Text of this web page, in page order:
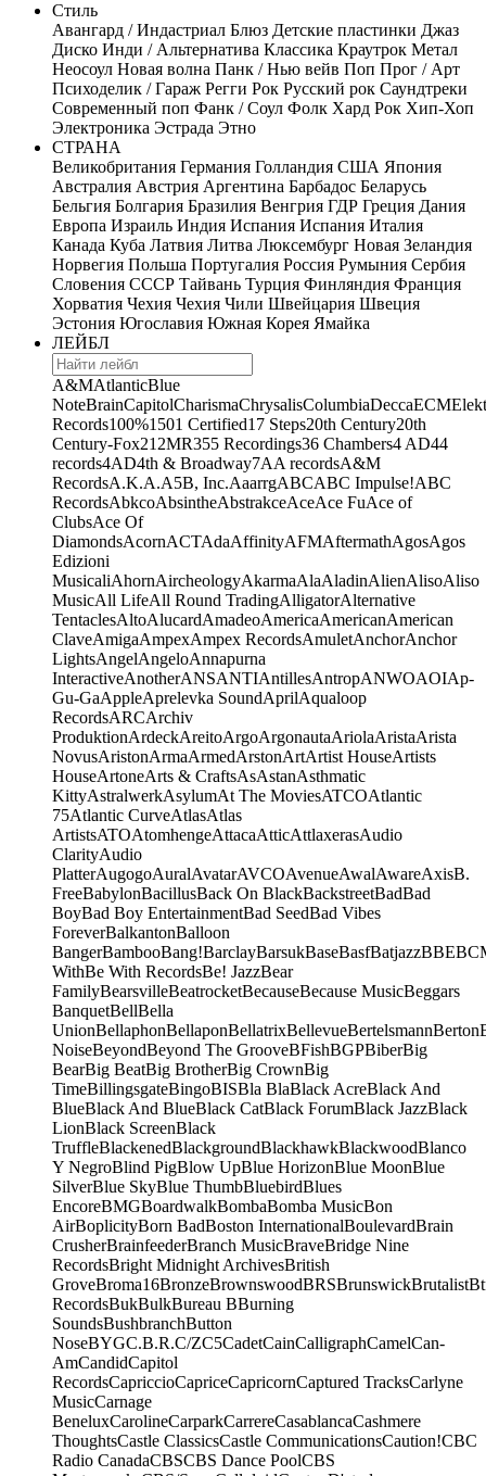
Стиль
Авангард / Индастриал Блюз Детские пластинки Джаз
Диско Инди / Альтернатива Классика Краутрок Метал
Неосоул Новая волна Панк / Нью вейв Поп Прог / Арт
Психоделик / Гараж Регги Рок Русский рок Саундтреки
Современный поп Фанк / Соул Фолк Хард Рок Хип-Хоп
Электроника Эстрада Этно
СТРАНА
Великобритания Германия Голландия США Япония
Австралия Австрия Аргентина Барбадос Беларусь
Бельгия Болгария Бразилия Венгрия ГДР Греция Дания
Европа Израиль Индия Испания Испания Италия
Канада Куба Латвия Литва Люксембург Новая Зеландия
Норвегия Польша Португалия Россия Румыния Сербия
Словения СССР Тайвань Турция Финляндия Франция
Хорватия Чехия Чехия Чили Швейцария Швеция
Эстония Югославия Южная Корея Ямайка
ЛЕЙБЛ
A&MAtlanticBlue
NoteBrainCapitolCharismaChrysalisColumbiaDeccaECM
Records100%1501 Certified17 Steps20th Century20th
Century-Fox21 2MR355 Recordings36 Chambers4 AD44
records4AD4th & Broadway7AA recordsA&M
RecordsA.K.A.A5B, Inc.AaarrgABCABC Impulse!ABC
RecordsAbkcoAbsintheAbstrakceAceAce FuAce of
ClubsAce Of
DiamondsAcornACTAdaAffinityAFMAftermathAgosAgos
Edizioni
MusicaliAhornAircheologyAkarmaAlaAladinAlienAlisoAliso
MusicAll LifeAll Round TradingAlligatorAlternative
TentaclesAltoAlucardAmadeoAmericaAmericanAmerican
ClaveAmigaAmpexAmpex RecordsAmuletAnchorAnchor
LightsAngelAngeloAnnapurna
InteractiveAnotherANSANTIAntillesAntropANWOAOIAp-
Gu-GaAppleAprelevka SoundAprilAqualoop
RecordsARCArchiv
ProduktionArdeckAreitoArgoArgonautaAriolaAristaArista
NovusAristonArmaArmedArstonArtArtist HouseArtists
HouseArtoneArts & CraftsAsAstanAsthmatic
KittyAstralwerkAsylumAt The MoviesATCOAtlantic
75Atlantic CurveAtlasAtlas
ArtistsATOAtomhengeAttacaAtticAttlaxerasAudio
ClarityAudio
PlatterAugogoAuralAvatarAVCOAvenueAwalAwareAxisB.
FreeBabylonBacillusBack On BlackBackstreetBadBad
BoyBad Boy EntertainmentBad SeedBad Vibes
ForeverBalkantonBalloon
BangerBambooBang!BarclayBarsukBaseBasfBatjazzBBE
WithBe With RecordsBe! JazzBear
FamilyBearsvilleBeatrocketBecauseBecause MusicBeggars
BanquetBellBella
UnionBellaphonBellaponBellatrixBellevueBertelsmannBerton
NoiseBeyondBeyond The GrooveBFishBGPBiberBig
BearBig BeatBig BrotherBig CrownBig
TimeBillingsgateBingoBISBla BlaBlack AcreBlack And
BlueBlack And BlueBlack CatBlack ForumBlack JazzBlack
LionBlack ScreenBlack
TruffleBlackenedBlackgroundBlackhawkBlackwoodBlanco
Y NegroBlind PigBlow UpBlue HorizonBlue MoonBlue
SilverBlue SkyBlue ThumbBluebirdBlues
EncoreBMGBoardwalkBombaBomba MusicBon
AirBoplicityBorn BadBoston InternationalBoulevardBrain
CrusherBrainfeederBranch MusicBraveBridge Nine
RecordsBright Midnight ArchivesBritish
GroveBroma16BronzeBrownswoodBRSBrunswickBrutalist
RecordsBukBulkBureau BBurning
SoundsBushbranchButton
NoseBYGC.B.R.C/ZC5CadetCainCalligraphCamelCan-
AmCandidCapitol
RecordsCapriccioCapriceCapricornCaptured TracksCarlyne
MusicCarnage
BeneluxCarolineCarparkCarrereCasablancaCashmere
ThoughtsCastle ClassicsCastle CommunicationsCaution!CBC
Radio CanadaCBSCBS Dance PoolCBS